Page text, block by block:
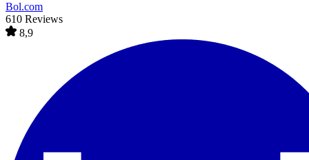
Bol.com
610 Reviews
8,9